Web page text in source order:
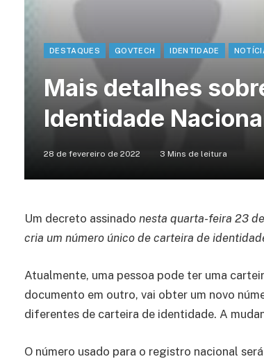
DESTAQUES GOVTECH IDENTIDADE
Mais detalhes
Identidade
28 de fevereiro de 2022 3 Mins de leitura
Um decreto assinado nesta quarta-feira 23
cria um número único de carteira de
Atualmente, uma pessoa pode ter uma
documento em outro, vai obter um novo
diferentes de carteira de identidade. A
O número usado para o registro nacional